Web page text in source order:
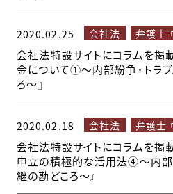
2020.02.25 会社法 弁護士
会社法特設サイトにコラムを掲
金について①～内部紛争・トラ
ろ～』
2020.02.18 会社法 弁護士
会社法特設サイトにコラムを掲
申立の積極的な活用法④～内部
継の勘どころ～』